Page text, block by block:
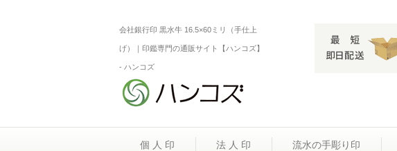
会社銀行印 黒水牛 16.5×60ミリ（手仕上
げ）｜印鑑専門の通販サイト【ハンコズ】
- ハンコズ
個 人 印 法 人 印 流水の手彫り印